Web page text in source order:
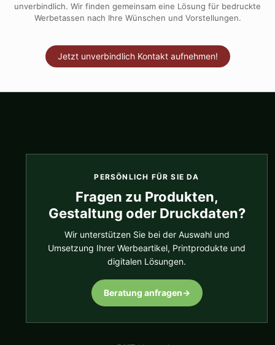
unverbindlich. Wir finden gemeinsam eine Lösung für bedruckte
Werbetassen nach Ihre Wünschen und Vorstellungen.
Jetzt unverbindlich Kontakt aufnehmen!
PERSÖNLICH FÜR SIE DA
Fragen zu Produkten,
Gestaltung oder Druckdaten?
Wir unterstützen Sie bei der Auswahl und
Umsetzung Ihrer Werbeartikel, Printprodukte und
digitalen Lösungen.
Beratung anfragen→